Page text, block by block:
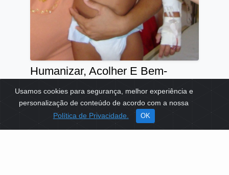
Usamos cookies para segurança, melhor experiência e
personalização de conteúdo de acordo com a nossa
Política de Privacidade.
OK
Humanizar, Acolher E Bem-
TEMAS: SAÚDE EDUCAÇÃO